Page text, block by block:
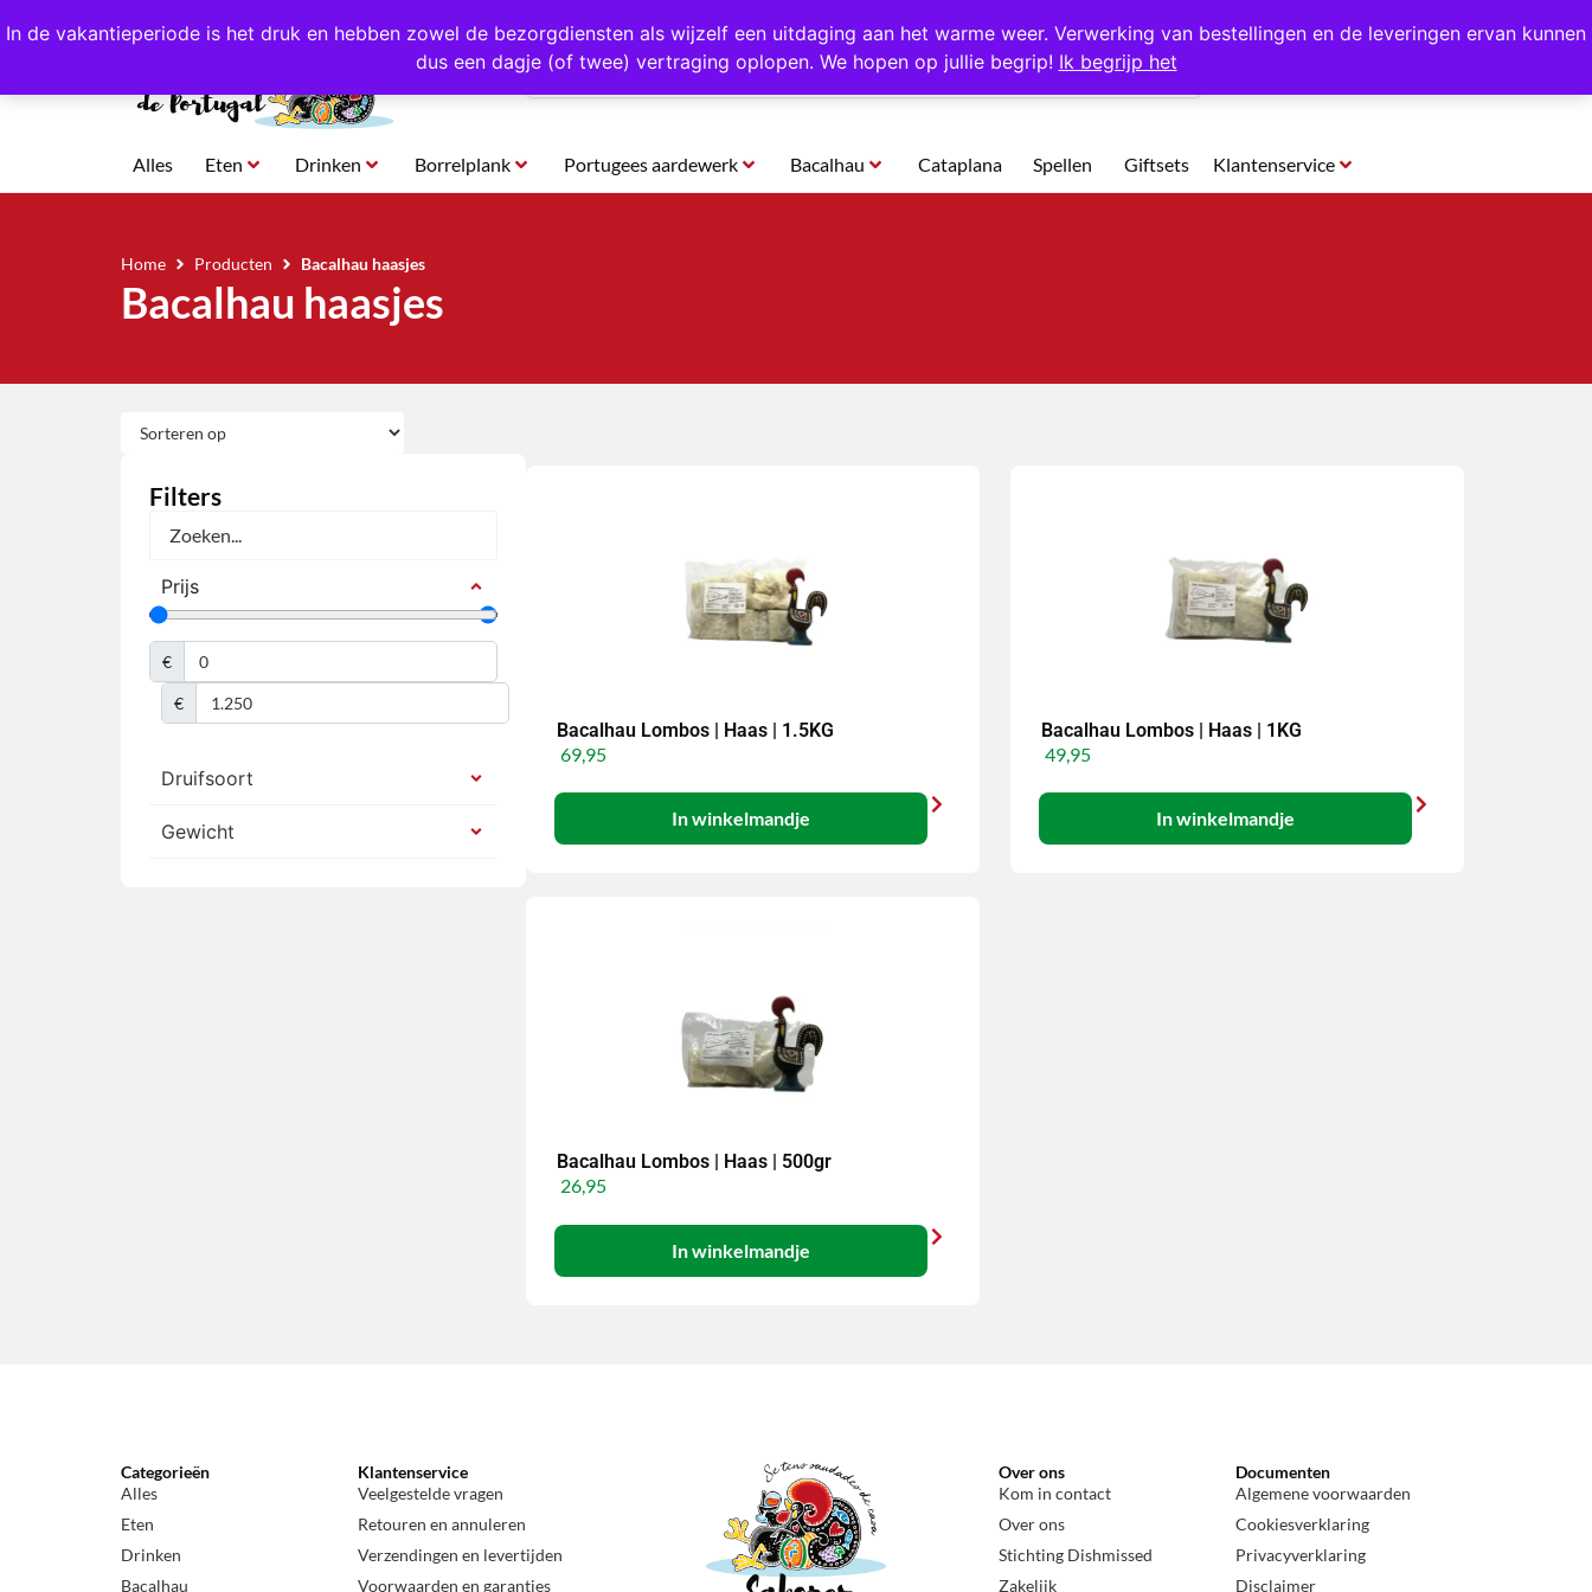
In de vakantieperiode is het druk en hebben zowel de bezorgdiensten als wijzelf een uitdaging aan het warme weer. Verwerking van bestellingen en de leveringen ervan kunnen
dus een dagje (of twee) vertraging oplopen. We hopen op jullie begrip! Ik begrijp het
4,8/5,0 sterren beoordeeld! Eigen import uit Portugal Altijd 1000 verschillende producten op voorraad Gratis op te halen in Hansweert
Alles Eten Drinken Borrelplank Portugees aardewerk Bacalhau Cataplana Spellen Giftsets Klantenservice
Home Producten Bacalhau haasjes
Bacalhau haasjes
Filters
Prijs
€
€
Druifsoort
Gewicht
Bacalhau Lombos | Haas | 1.5KG
69,95
In winkelmandje
Bacalhau Lombos | Haas | 1KG
49,95
In winkelmandje
Bacalhau Lombos | Haas | 500gr
26,95
In winkelmandje
Categorieën
Alles
Eten
Drinken
Bacalhau
Klantenservice
Veelgestelde vragen
Retouren en annuleren
Verzendingen en levertijden
Voorwaarden en garanties
Over ons
Kom in contact
Over ons
Stichting Dishmissed
Zakelijk
Documenten
Algemene voorwaarden
Cookiesverklaring
Privacyverklaring
Disclaimer